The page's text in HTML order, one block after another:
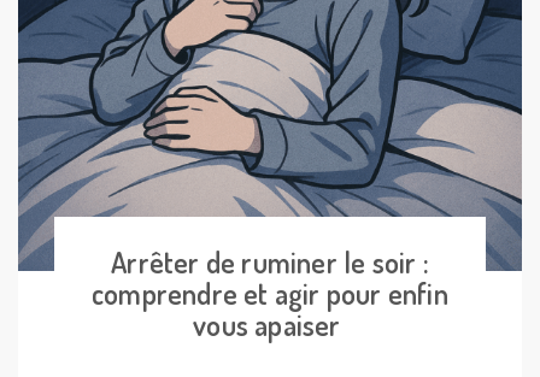
Arrêter de ruminer le soir :
comprendre et agir pour enfin
vous apaiser